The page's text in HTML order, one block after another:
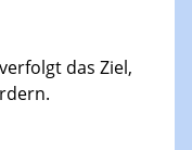
das Ziel,